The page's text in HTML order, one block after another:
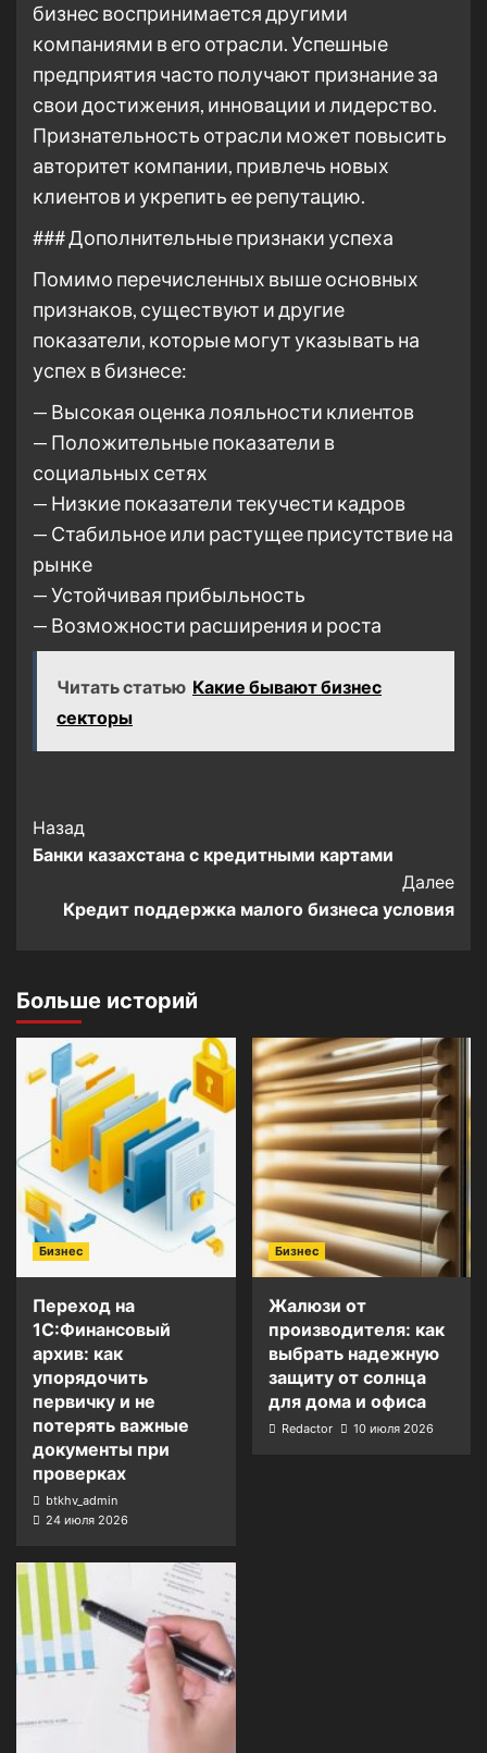
бизнес воспринимается другими
компаниями в его отрасли. Успешные
предприятия часто получают признание за
свои достижения, инновации и лидерство.
Признательность отрасли может повысить
авторитет компании, привлечь новых
клиентов и укрепить ее репутацию.
### Дополнительные признаки успеха
Помимо перечисленных выше основных
признаков, существуют и другие
показатели, которые могут указывать на
успех в бизнесе:
— Высокая оценка лояльности клиентов
— Положительные показатели в
социальных сетях
— Низкие показатели текучести кадров
— Стабильное или растущее присутствие на
рынке
— Устойчивая прибыльность
— Возможности расширения и роста
Читать статью Какие бывают бизнес
секторы
Post
Navigation
Назад
Банки казахстана с кредитными картами
Далее
Кредит поддержка малого бизнеса условия
Больше историй
Бизнес
Переход на
1С:Финансовый
архив: как
упорядочить
первичку и не
потерять важные
документы при
проверках
btkhv_admin
24 июля 2026
Бизнес
Жалюзи от
производителя: как
выбрать надежную
защиту от солнца
для дома и офиса
Redactor 10 июля 2026